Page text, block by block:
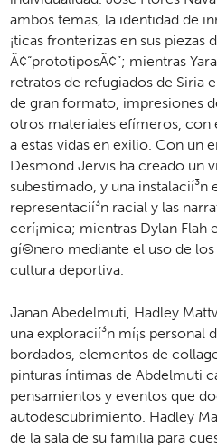
ambos temas, la identidad de
¡ticas fronterizas en sus piezas
Ã¢“prototiposÃ¢”; mientras
retratos de refugiados de Siria
de gran formato, impresiones
otros materiales efí­­meros, con
a estas vidas en exilio. Con un
Desmond Jervis ha creado un
subestimado, y una
representacií­³n racial y las
cerí­¡mica; mientras Dylan Flah
gí­©nero mediante el uso de los
cultura deportiva.
Janan Abedelmuti, Hadley
una exploracií­³n mí­¡s personal
bordados, elementos de
pinturas í­­ntimas de Abdelmuti
pensamientos y eventos que
autodescubrimiento. Hadley
de la sala de su familia para